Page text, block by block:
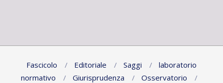
Fascicolo Editoriale Saggi
laboratorio
normativo
Giurisprudenza
Osservatorio